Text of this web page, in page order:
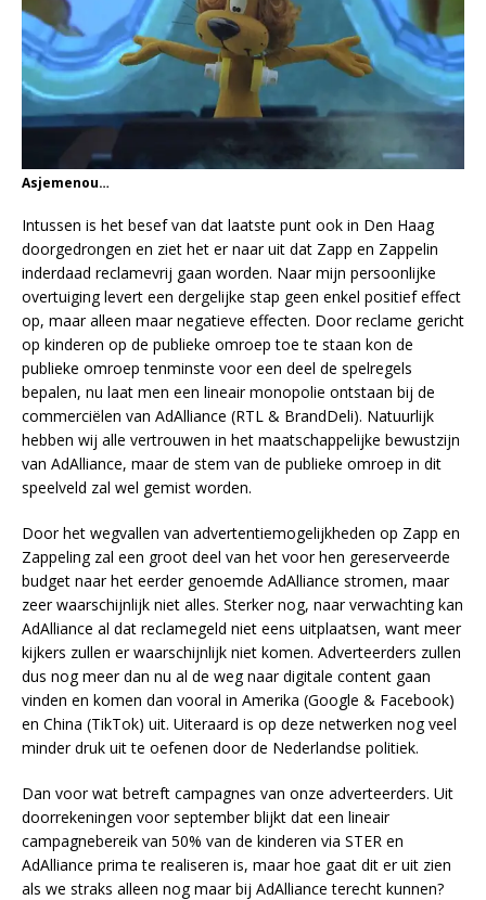
Asjemenou…
Intussen is het besef van dat laatste punt ook in Den Haag
doorgedrongen en ziet het er naar uit dat Zapp en Zappelin
inderdaad reclamevrij gaan worden. Naar mijn persoonlijke
overtuiging levert een dergelijke stap geen enkel positief effect
op, maar alleen maar negatieve effecten. Door reclame gericht
op kinderen op de publieke omroep toe te staan kon de
publieke omroep tenminste voor een deel de spelregels
bepalen, nu laat men een lineair monopolie ontstaan bij de
commerciëlen van AdAlliance (RTL & BrandDeli). Natuurlijk
hebben wij alle vertrouwen in het maatschappelijke bewustzijn
van AdAlliance, maar de stem van de publieke omroep in dit
speelveld zal wel gemist worden.
Door het wegvallen van advertentiemogelijkheden op Zapp en
Zappeling zal een groot deel van het voor hen gereserveerde
budget naar het eerder genoemde AdAlliance stromen, maar
zeer waarschijnlijk niet alles. Sterker nog, naar verwachting kan
AdAlliance al dat reclamegeld niet eens uitplaatsen, want meer
kijkers zullen er waarschijnlijk niet komen. Adverteerders zullen
dus nog meer dan nu al de weg naar digitale content gaan
vinden en komen dan vooral in Amerika (Google & Facebook)
en China (TikTok) uit. Uiteraard is op deze netwerken nog veel
minder druk uit te oefenen door de Nederlandse politiek.
Dan voor wat betreft campagnes van onze adverteerders. Uit
doorrekeningen voor september blijkt dat een lineair
campagnebereik van 50% van de kinderen via STER en
AdAlliance prima te realiseren is, maar hoe gaat dit er uit zien
als we straks alleen nog maar bij AdAlliance terecht kunnen?